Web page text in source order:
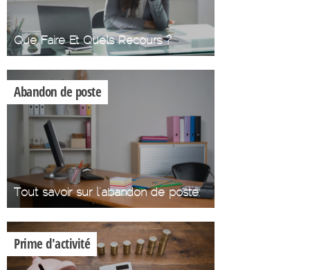
Que Faire Et Quels Recours ?
Abandon de poste
Tout savoir sur l'abandon de poste
Prime d'activité